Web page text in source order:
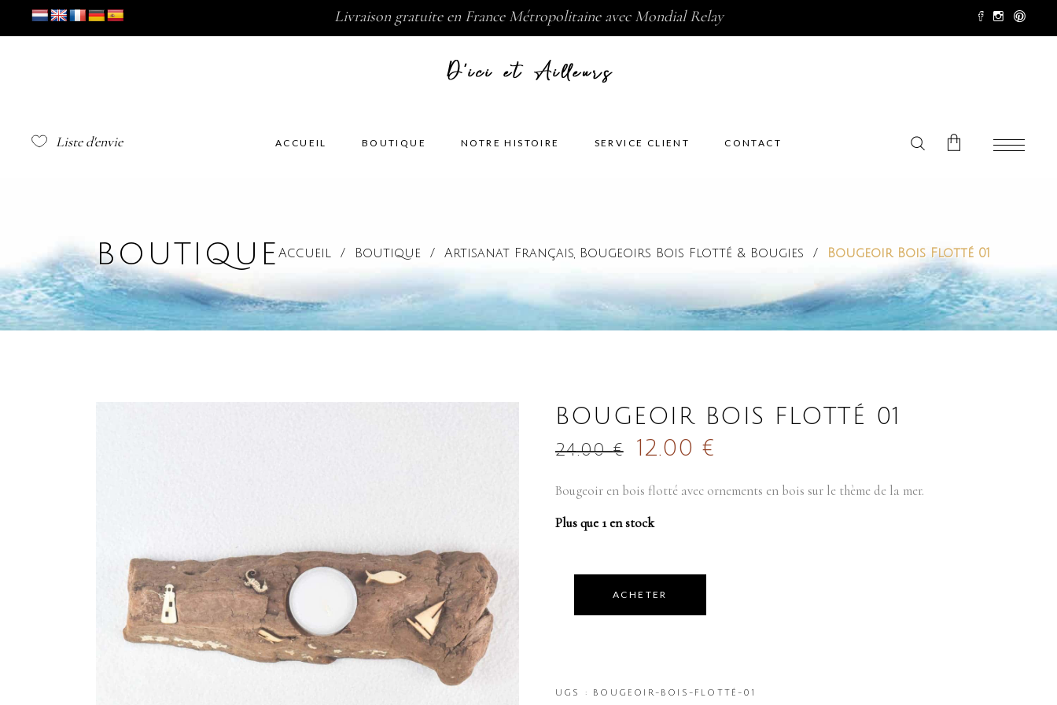
Livraison gratuite en France Métropolitaine avec Mondial Relay
Liste d'envie ACCUEIL BOUTIQUE NOTRE HISTOIRE SERVICE CLIENT CONTACT
BOUTIQUE Accueil / Boutique / Artisanat Français, Bougeoirs Bois Flotté & Bougies / Bougeoir Bois Flotté 01
BOUGEOIR BOIS FLOTTÉ 01
24.00€ 12.00€
Bougeoir en bois flotté avec ornements en bois sur le thème de la mer.
Plus que 1 en stock
ACHETER
UGS : BOUGEOIR-BOIS-FLOTTÉ-01